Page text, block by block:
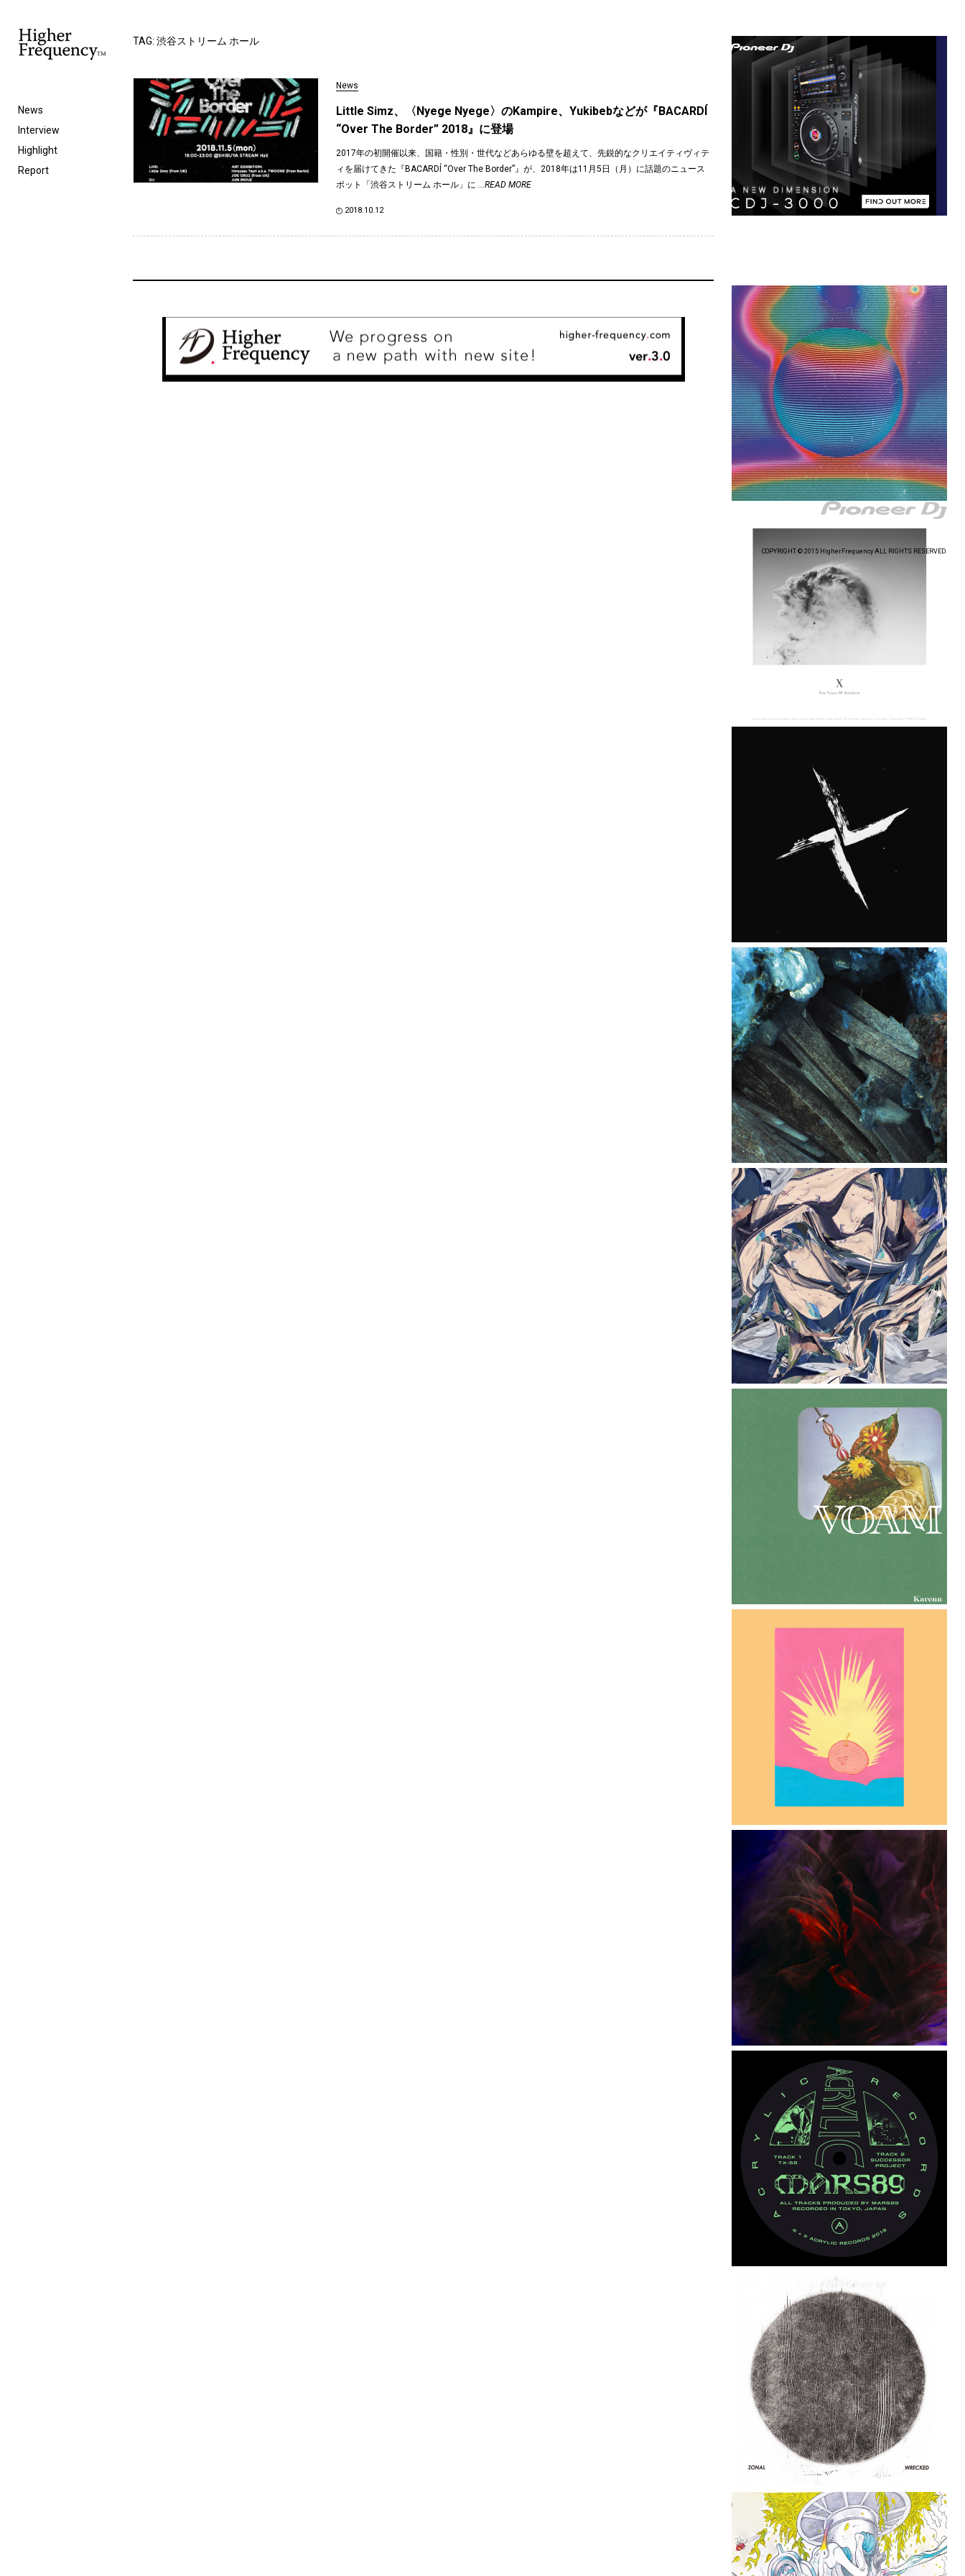
News
Interview
Highlight
Report
TAG: 渋谷ストリーム ホール
News
Little Simz、〈Nyege Nyege〉のKampire、Yukibebなどが『BACARDÍ
“Over The Border” 2018』に登場
2017年の初開催以来、国籍・性別・世代などあらゆる壁を超えて、先鋭的なクリエイティヴィテ
ィを届けてきた『BACARDÍ “Over The Border”』が、2018年は11月5日（月）に話題のニュース
ポット「渋谷ストリーム ホール」に...READ MORE
2018.10.12
COPYRIGHT © 2015 HigherFrequency ALL RIGHTS RESERVED.